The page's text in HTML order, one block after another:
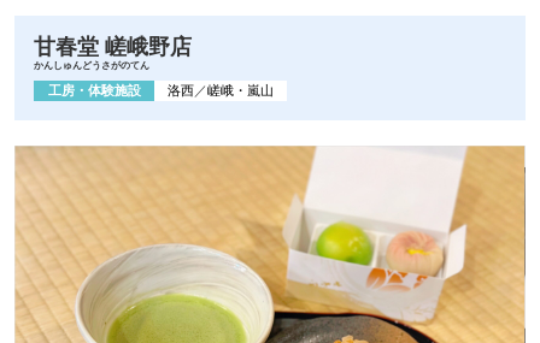
甘春堂 嵯峨野店
かんしゅんどうさがのてん
工房・体験施設 洛西／嵯峨・嵐山